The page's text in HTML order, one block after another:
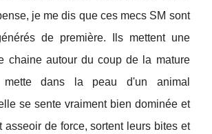
je me dis que ces mecs SM sont
de première. Ils mettent une
chaine autour du coup de la mature
dans la peau d'un animal
se sente vraiment bien dominée et
asseoir de force, sortent leurs bites et